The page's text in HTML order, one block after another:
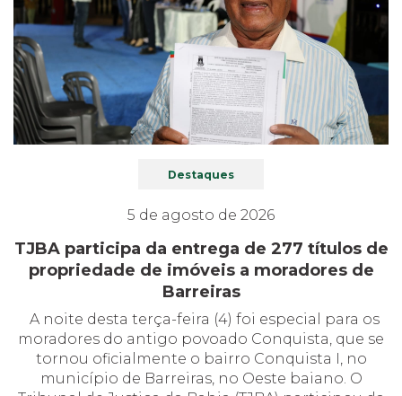
Destaques
5 de agosto de 2026
TJBA participa da entrega de 277 títulos de
propriedade de imóveis a moradores de
Barreiras
A noite desta terça-feira (4) foi especial para os
moradores do antigo povoado Conquista, que se
tornou oficialmente o bairro Conquista I, no
município de Barreiras, no Oeste baiano. O